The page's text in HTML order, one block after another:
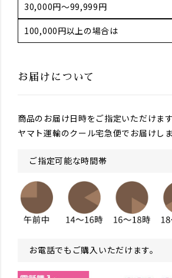
お届けについて
商品のお届け日時をご指定いただけます
ヤマト運輸のクール宅急便でお届けしま
ご指定可能な時間帯
お電話でもご購入いただけます。
30,000円～99,999円
100,000円以上の場合は